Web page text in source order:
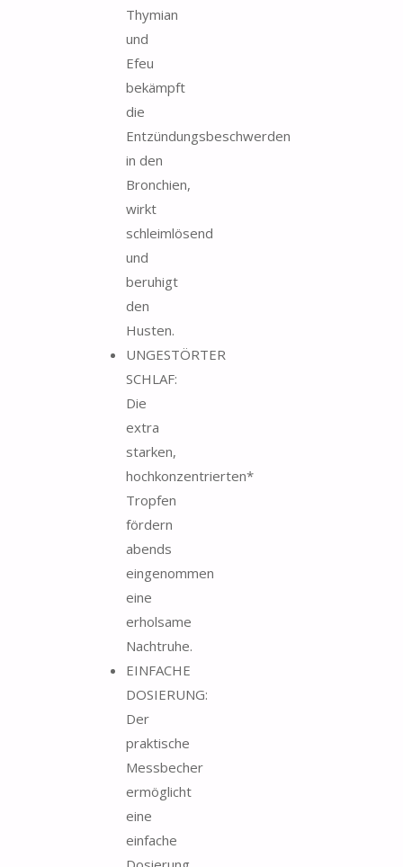
Thymian
und
Efeu
bekämpft
die
Entzündungsbeschwerden
in den
Bronchien,
wirkt
schleimlösend
und
beruhigt
den
Husten.
UNGESTÖRTER
SCHLAF:
Die
extra
starken,
hochkonzentrierten*
Tropfen
fördern
abends
eingenommen
eine
erholsame
Nachtruhe.
EINFACHE
DOSIERUNG:
Der
praktische
Messbecher
ermöglicht
eine
einfache